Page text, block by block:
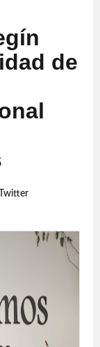
de
Twitter